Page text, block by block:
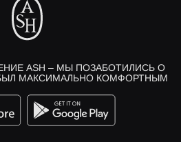
ASH – МЫ ПОЗАБОТИЛИСЬ О
МАКСИМАЛЬНО КОМФОРТНЫМ